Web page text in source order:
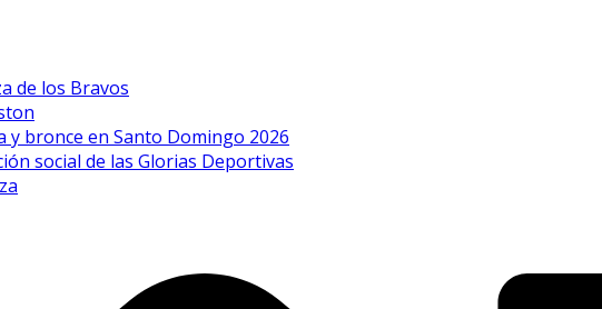
de los Bravos
y bronce en Santo Domingo 2026
social de las Glorias Deportivas